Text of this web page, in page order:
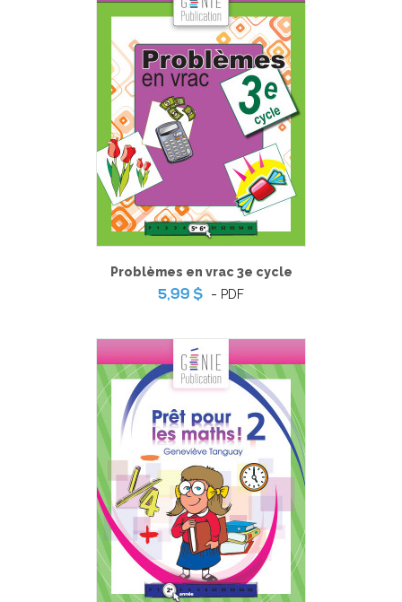
Problèmes en vrac 3e cycle
5,99 $
- PDF